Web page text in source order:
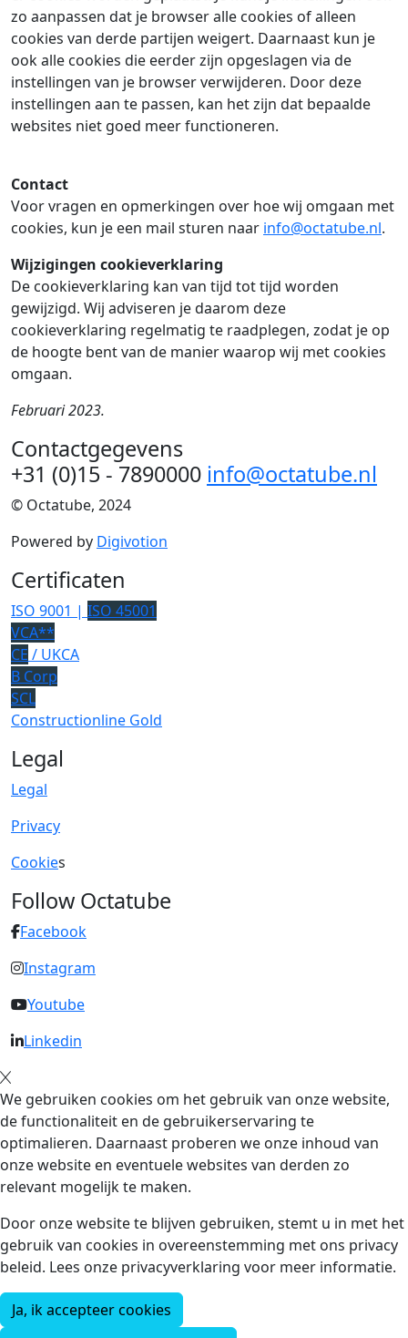
zo aanpassen dat je browser alle cookies of alleen
cookies van derde partijen weigert. Daarnaast kun je
ook alle cookies die eerder zijn opgeslagen via de
instellingen van je browser verwijderen. Door deze
instellingen aan te passen, kan het zijn dat bepaalde
websites niet goed meer functioneren.
Contact
Voor vragen en opmerkingen over hoe wij omgaan met
cookies, kun je een mail sturen naar info@octatube.nl.
Wijzigingen cookieverklaring
De cookieverklaring kan van tijd tot tijd worden
gewijzigd. Wij adviseren je daarom deze
cookieverklaring regelmatig te raadplegen, zodat je op
de hoogte bent van de manier waarop wij met cookies
omgaan.
Februari 2023.
Contactgegevens
+31 (0)15 - 7890000 info@octatube.nl
© Octatube, 2024
Powered by Digivotion
Certificaten
ISO 9001 | ISO 45001
VCA**
CE / UKCA
B Corp
SCL
Constructionline Gold
Legal
Legal
Privacy
Cookies
Follow Octatube
Facebook
Instagram
Youtube
Linkedin
We gebruiken cookies om het gebruik van onze website,
de functionaliteit en de gebruikerservaring te
optimalieren. Daarnaast proberen we onze inhoud van
onze website en eventuele websites van derden zo
relevant mogelijk te maken.
Door onze website te blijven gebruiken, stemt u in met het
gebruik van cookies in overeenstemming met ons privacy
beleid. Lees onze privacyverklaring voor meer informatie.
Ja, ik accepteer cookies